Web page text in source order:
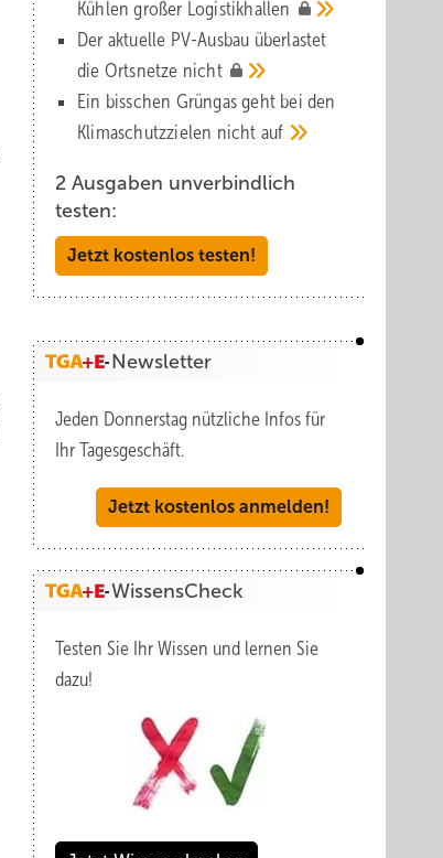
Kühlen großer Logistik­hallen
Der aktuelle PV-Ausbau über­lastet
die Orts­netze nicht
Ein bisschen Grüngas geht bei den
Klima­schutz­zielen nicht auf
2 Ausgaben unverbindlich
testen:
Jetzt kostenlos testen!
Newsletter
Jeden Donnerstag nützliche Infos für
Ihr Tagesgeschäft.
Jetzt kostenlos anmelden!
WissensCheck
Testen Sie Ihr Wissen und lernen Sie
dazu!